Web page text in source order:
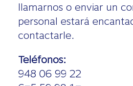
llamarnos o enviar un
personal estará
contactarle.
Teléfonos:
948 06 99 22